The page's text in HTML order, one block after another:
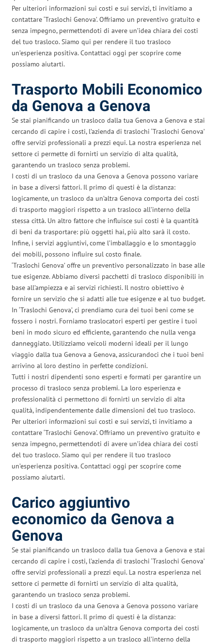
Per ulteriori informazioni sui costi e sui servizi, ti invitiamo a
contattare ‘Traslochi Genova’. Offriamo un preventivo gratuito e
senza impegno, permettendoti di avere un’idea chiara dei costi
del tuo trasloco. Siamo qui per rendere il tuo trasloco
un’esperienza positiva. Contattaci oggi per scoprire come
possiamo aiutarti.
Trasporto Mobili Economico
da Genova a Genova
Se stai pianificando un trasloco dalla tua Genova a Genova e stai
cercando di capire i costi, l’azienda di traslochi ‘Traslochi Genova’
offre servizi professionali a prezzi equi. La nostra esperienza nel
settore ci permette di fornirti un servizio di alta qualità,
garantendo un trasloco senza problemi.
I costi di un trasloco da una Genova a Genova possono variare
in base a diversi fattori. Il primo di questi è la distanza:
logicamente, un trasloco da un’altra Genova comporta dei costi
di trasporto maggiori rispetto a un trasloco all’interno della
stessa città. Un altro fattore che influisce sui costi è la quantità
di beni da trasportare: più oggetti hai, più alto sarà il costo.
Infine, i servizi aggiuntivi, come l’imballaggio e lo smontaggio
dei mobili, possono influire sul costo finale.
‘Traslochi Genova’ offre un preventivo personalizzato in base alle
tue esigenze. Abbiamo diversi pacchetti di trasloco disponibili in
base all’ampiezza e ai servizi richiesti. Il nostro obiettivo è
fornire un servizio che si adatti alle tue esigenze e al tuo budget.
In ‘Traslochi Genova’, ci prendiamo cura dei tuoi beni come se
fossero i nostri. Forniamo traslocatori esperti per gestire i tuoi
beni in modo sicuro ed efficiente, garantendo che nulla venga
danneggiato. Utilizziamo veicoli moderni ideali per il lungo
viaggio dalla tua Genova a Genova, assicurandoci che i tuoi beni
arrivino al loro destino in perfette condizioni.
Tutti i nostri dipendenti sono esperti e formati per garantire un
processo di trasloco senza problemi. La loro esperienza e
professionalità ci permettono di fornirti un servizio di alta
qualità, indipendentemente dalle dimensioni del tuo trasloco.
Per ulteriori informazioni sui costi e sui servizi, ti invitiamo a
contattare ‘Traslochi Genova’. Offriamo un preventivo gratuito e
senza impegno, permettendoti di avere un’idea chiara dei costi
del tuo trasloco. Siamo qui per rendere il tuo trasloco
un’esperienza positiva. Contattaci oggi per scoprire come
possiamo aiutarti.
Carico aggiuntivo
economico da Genova a
Genova
Se stai pianificando un trasloco dalla tua Genova a Genova e stai
cercando di capire i costi, l’azienda di traslochi ‘Traslochi Genova’
offre servizi professionali a prezzi equi. La nostra esperienza nel
settore ci permette di fornirti un servizio di alta qualità,
garantendo un trasloco senza problemi.
I costi di un trasloco da una Genova a Genova possono variare
in base a diversi fattori. Il primo di questi è la distanza:
logicamente, un trasloco da un’altra Genova comporta dei costi
di trasporto maggiori rispetto a un trasloco all’interno della